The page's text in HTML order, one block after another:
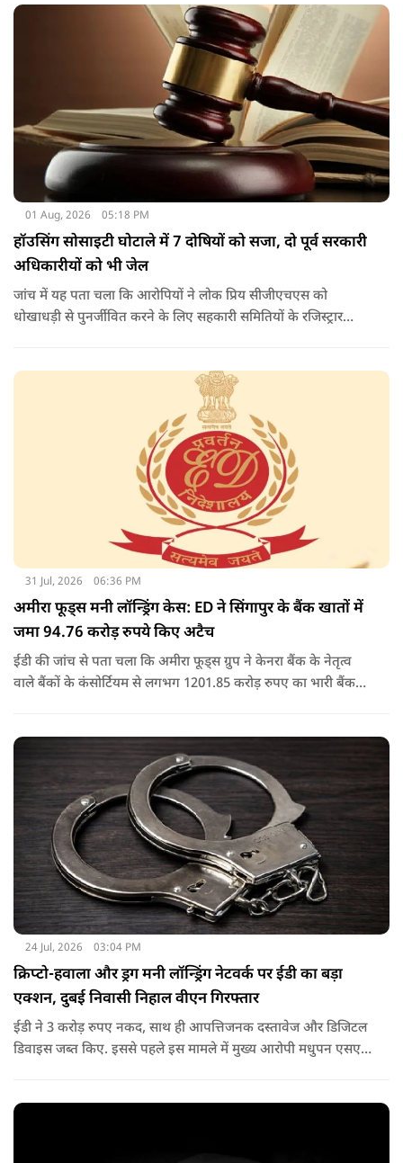
01 Aug, 2026 05:18 PM
हॉउसिंग सोसाइटी घोटाले में 7 दोषियों को सजा, दो पूर्व सरकारी
अधिकारीयों को भी जेल
जांच में यह पता चला कि आरोपियों ने लोक प्रिय सीजीएचएस को
धोखाधड़ी से पुनर्जीवित करने के लिए सहकारी समितियों के रजिस्ट्रार
प्राधिकरण (डीडीए) से भूमि का आवंटन प्राप्त किया.
31 Jul, 2026 06:36 PM
अमीरा फूड्स मनी लॉन्ड्रिंग केस: ED ने सिंगापुर के बैंक खातों में
जमा 94.76 करोड़ रुपये किए अटैच
ईडी की जांच से पता चला कि अमीरा फूड्स ग्रुप ने केनरा बैंक के नेतृत्व
वाले बैंकों के कंसोर्टियम से लगभग 1201.85 करोड़ रुपए का भारी बैंक
उसके प्रमोटरों/शेयरधारकों/डायरेक्टरों ने मनी लॉन्ड्रिंग का अपराध किया
24 Jul, 2026 03:04 PM
क्रिप्टो-हवाला और ड्रग मनी लॉन्ड्रिंग नेटवर्क पर ईडी का बड़ा
एक्शन, दुबई निवासी निहाल वीएन गिरफ्तार
ईडी ने 3 करोड़ रुपए नकद, साथ ही आपत्तिजनक दस्तावेज और डिजिटल
डिवाइस जब्त किए. इससे पहले इस मामले में मुख्य आरोपी मधुपन एसएस